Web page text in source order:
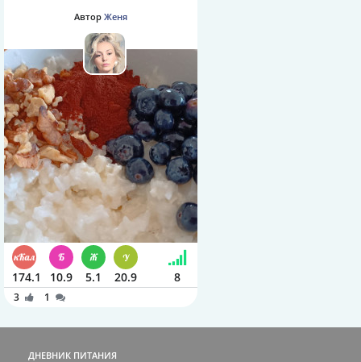
Автор Женя
174.1 10.9 5.1 20.9 8
3 1
ДНЕВНИК ПИТАНИЯ